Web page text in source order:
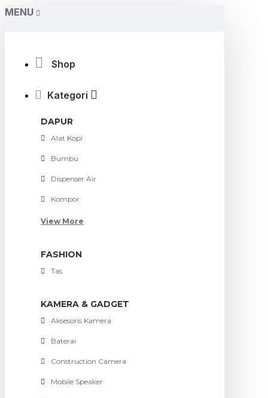
MENU
Shop
Kategori
DAPUR
Alat Kopi
Bumbu
Dispenser Air
Kompor
View More
FASHION
Tas
KAMERA & GADGET
Aksesoris Kamera
Baterai
Construction Camera
Mobile Speaker